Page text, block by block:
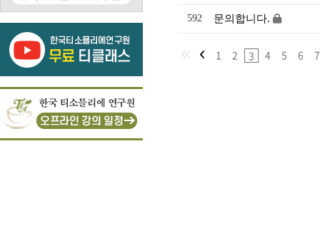
592 문의합니다.
1 2 3 4 5 6 7